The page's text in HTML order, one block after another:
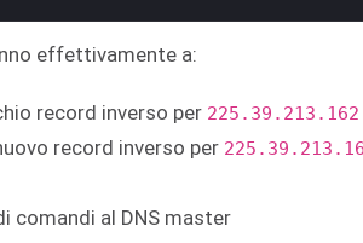
effettivamente a:
record inverso per
record inverso per
comandi al DNS master